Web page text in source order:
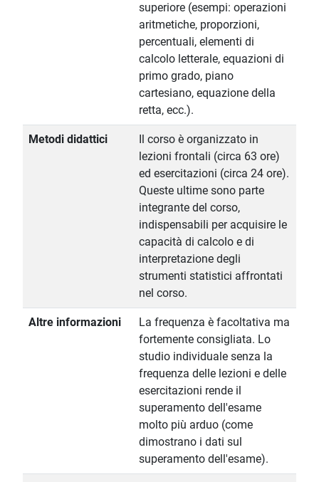
superiore (esempi: operazioni
aritmetiche, proporzioni,
percentuali, elementi di
calcolo letterale, equazioni di
primo grado, piano
cartesiano, equazione della
retta, ecc.).
Metodi didattici
Il corso è organizzato in
lezioni frontali (circa 63 ore)
ed esercitazioni (circa 24 ore).
Queste ultime sono parte
integrante del corso,
indispensabili per acquisire le
capacità di calcolo e di
interpretazione degli
strumenti statistici affrontati
nel corso.
Altre informazioni
La frequenza è facoltativa ma
fortemente consigliata. Lo
studio individuale senza la
frequenza delle lezioni e delle
esercitazioni rende il
superamento dell'esame
molto più arduo (come
dimostrano i dati sul
superamento dell'esame).